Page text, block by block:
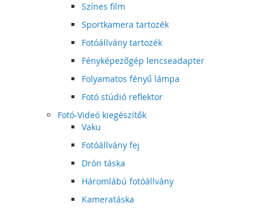
Színes film
Sportkamera tartozék
Fotóállvány tartozék
Fényképezőgép lencseadapter
Folyamatos fényű lámpa
Fotó stúdió reflektor
Fotó-Videó kiegészítők
Vaku
Fotóállvány fej
Drón táska
Háromlábú fotóállvány
Kameratáska